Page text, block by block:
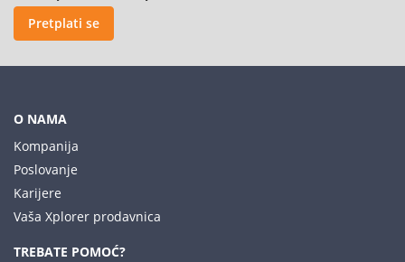
Pretplati se
O NAMA
Kompanija
Poslovanje
Karijere
Vaša Xplorer prodavnica
TREBATE POMOĆ?